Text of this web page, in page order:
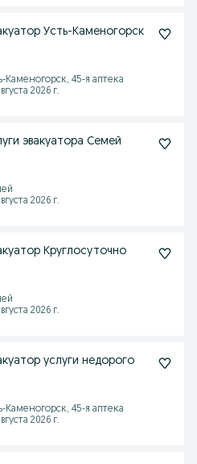
Усть-Каменогорск
Каменогорск, 45-я аптека
2026 г.
эвакуатора Семей
2026 г.
Круглосуточно
2026 г.
услуги недорого
Каменогорск, 45-я аптека
2026 г.